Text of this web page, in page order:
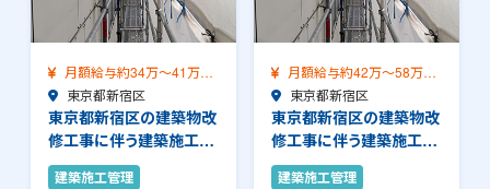
月額給与約34万～41万
（前職給与保証）…
東京都新宿区
東京都新宿区の建築物改
修工事に伴う建築施工管
理のお仕事です。…
建築施工管理
月額給与約42万～58万
（前職給与保証）…
東京都新宿区
東京都新宿区の建築物改
修工事に伴う建築施工管
理のお仕事です。…
建築施工管理